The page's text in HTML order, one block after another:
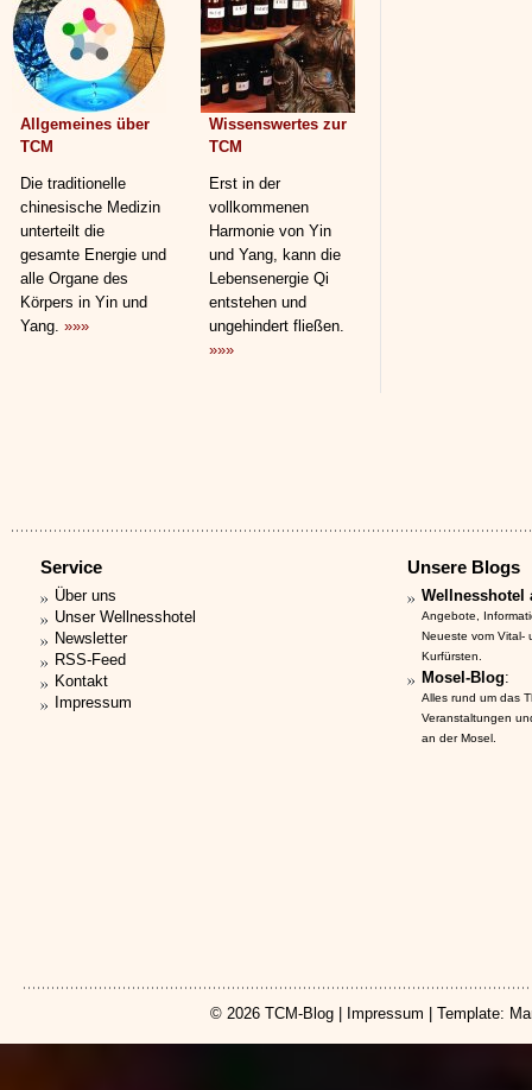
Allgemeines über
TCM
Die traditionelle
chinesische Medizin
unterteilt die
gesamte Energie und
alle Organe des
Körpers in Yin und
Yang. »»»
Wissenswertes zur
TCM
Erst in der
vollkommenen
Harmonie von Yin
und Yang, kann die
Lebensenergie Qi
entstehen und
ungehindert fließen.
»»»
Service
Über uns
Unser Wellnesshotel
Newsletter
RSS-Feed
Kontakt
Impressum
Unsere Blogs
Wellnesshotel
Angebote,
Neueste vom Vital-
Kurfürsten.
Mosel-Blog:
Alles rund um das
Veranstaltungen
an der Mosel.
© 2026 TCM-Blog| Impressum | Template: